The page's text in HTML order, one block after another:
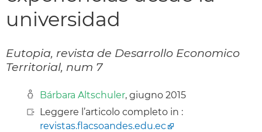
universidad
Eutopia, revista de Desarrollo Economico
Territorial, num 7
Bárbara Altschuler, giugno 2015
Leggere l’articolo completo in :
revistas.flacsoandes.edu.ec